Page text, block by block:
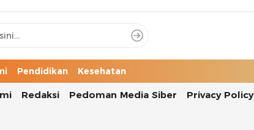
Pendidikan Kesehatan
Redaksi Pedoman Media Siber Privacy Policy